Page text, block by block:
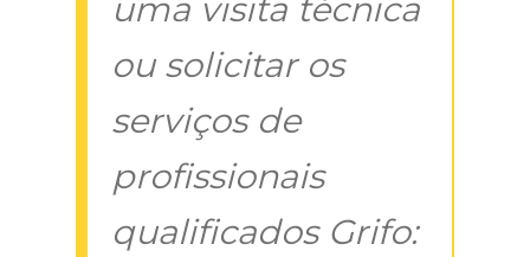
uma visita técnica
ou solicitar os
serviços de
profissionais
qualificados Grifo: